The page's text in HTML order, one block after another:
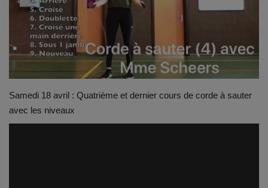
Emplois
Notre offre d'enseignement (2026)
Samedi 18 avril : Quatrième et dernier cours de corde à sauter
avec les niveaux